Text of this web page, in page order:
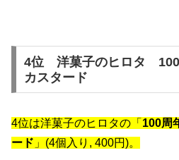
4位 洋菓子のヒロタ 100
カスタード
4位は洋菓子のヒロタの「 100周
ード 」(4個入り, 400円)。